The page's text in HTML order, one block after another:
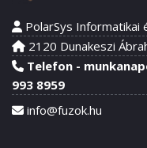
PolarSys Informatikai
2120 Dunakeszi
Telefon -
993 8959
info@fuzok.hu